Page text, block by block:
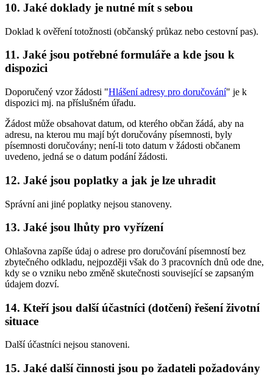
10. Jaké doklady je nutné mít s sebou
Doklad k ověření totožnosti (občanský průkaz nebo cestovní pas).
11. Jaké jsou potřebné formuláře a kde jsou k
dispozici
Doporučený vzor žádosti "Hlášení adresy pro doručování" je k
dispozici mj. na příslušném úřadu.
Žádost může obsahovat datum, od kterého občan žádá, aby na
adresu, na kterou mu mají být doručovány písemnosti, byly
písemnosti doručovány; není-li toto datum v žádosti občanem
uvedeno, jedná se o datum podání žádosti.
12. Jaké jsou poplatky a jak je lze uhradit
Správní ani jiné poplatky nejsou stanoveny.
13. Jaké jsou lhůty pro vyřízení
Ohlašovna zapíše údaj o adrese pro doručování písemností bez
zbytečného odkladu, nejpozději však do 3 pracovních dnů ode dne,
kdy se o vzniku nebo změně skutečnosti související se zapsaným
údajem dozví.
14. Kteří jsou další účastníci (dotčení) řešení životní
situace
Další účastníci nejsou stanoveni.
15. Jaké další činnosti jsou po žadateli požadovány